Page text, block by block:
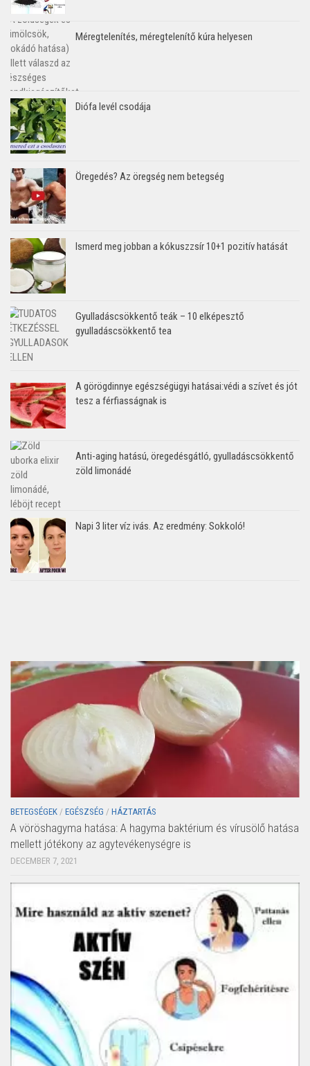
Méregtelenítés, méregtelenítő kúra helyesen
Diófa levél csodája
Öregedés? Az öregség nem betegség
Ismerd meg jobban a kókuszzsír 10+1 pozitív hatását
Gyulladáscsökkentő teák – 10 elképesztő
gyulladáscsökkentő tea
A görögdinnye egészségügyi hatásai:védi a szívet és jót
tesz a férfiasságnak is
Anti-aging hatású, öregedésgátló, gyulladáscsökkentő
zöld limonádé
Napi 3 liter víz ivás. Az eredmény: Sokkoló!
BETEGSÉGEK / EGÉSZSÉG / HÁZTARTÁS
A vöröshagyma hatása: A hagyma baktérium és vírusölő hatása
mellett jótékony az agytevékenységre is
DECEMBER 7, 2021